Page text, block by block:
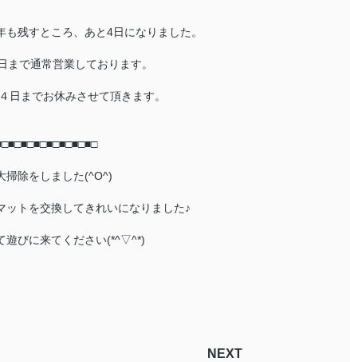
も残すところ、あと4日になりました。
まで通常営業しております。
日までお休みさせて頂きます。
掃除をしました(^O^)
ットを交換してきれいになりました♪
遊びに来てください(*^▽^*)
NEXT